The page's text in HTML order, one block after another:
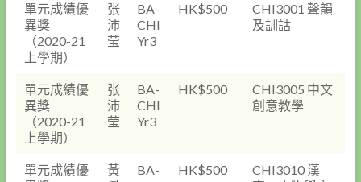
單元成績優
異獎
（2020-21
上學期）
张
沛
莹
BA-
CHI
Yr3
HK$500
CHI3001 聲韻
及訓詁
單元成績優
異獎
（2020-21
上學期）
张
沛
莹
BA-
CHI
Yr3
HK$500
CHI3005 中文
創意教學
單元成績優
黃
BA-
HK$500
CHI3010 漢